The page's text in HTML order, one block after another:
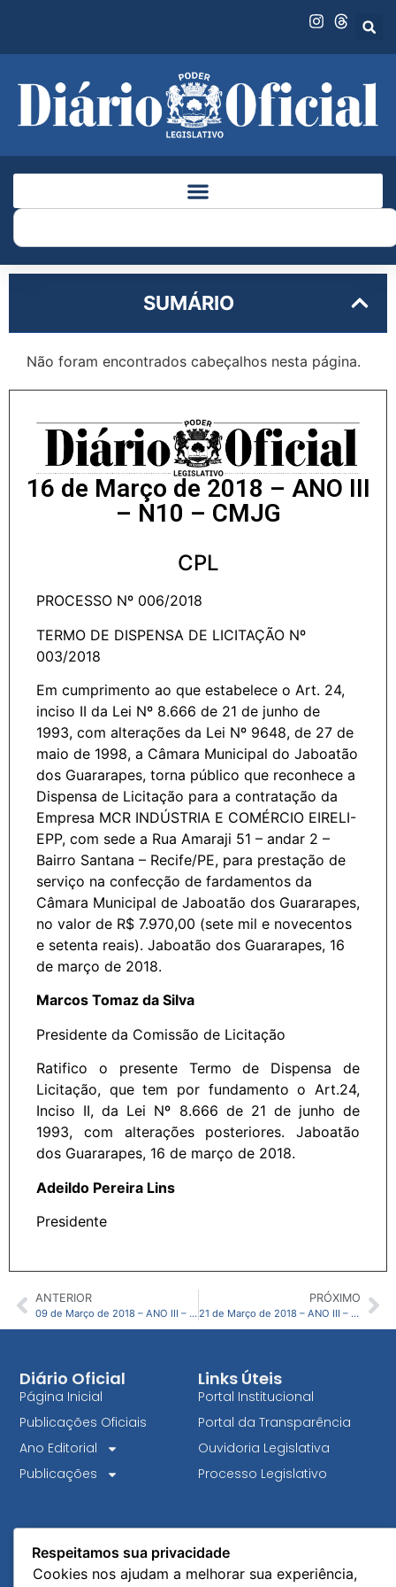
SUMÁRIO
Não foram encontrados cabeçalhos nesta página.
16 de Março de 2018 – ANO III
– N10 – CMJG
CPL
PROCESSO Nº 006/2018
TERMO DE DISPENSA DE LICITAÇÃO Nº
003/2018
Em cumprimento ao que estabelece o Art. 24,
inciso II da Lei Nº 8.666 de 21 de junho de
1993, com alterações da Lei Nº 9648, de 27 de
maio de 1998, a Câmara Municipal do Jaboatão
dos Guararapes, torna público que reconhece a
Dispensa de Licitação para a contratação da
Empresa MCR INDÚSTRIA E COMÉRCIO EIRELI-
EPP, com sede a Rua Amaraji 51 – andar 2 –
Bairro Santana – Recife/PE, para prestação de
serviço na confecção de fardamentos da
Câmara Municipal de Jaboatão dos Guararapes,
no valor de R$ 7.970,00 (sete mil e novecentos
e setenta reais). Jaboatão dos Guararapes, 16
de março de 2018.
Marcos Tomaz da Silva
Presidente da Comissão de Licitação
Ratifico o presente Termo de Dispensa de
Licitação, que tem por fundamento o Art.24,
Inciso II, da Lei Nº 8.666 de 21 de junho de
1993, com alterações posteriores. Jaboatão
dos Guararapes, 16 de março de 2018.
Adeildo Pereira Lins
Presidente
ANTERIOR
09 de Março de 2018 – ANO III – N9 – CMJG
PRÓXIMO
21 de Março de 2018 – ANO III – N11 – CMJG
Links Úteis
Portal Institucional
Portal da Transparência
Ouvidoria Legislativa
Processo Legislativo
Diário Oficial
Página Inicial
Publicações Oficiais
Ano Editorial
Publicações
Respeitamos sua privacidade
Cookies nos ajudam a melhorar sua experiência,